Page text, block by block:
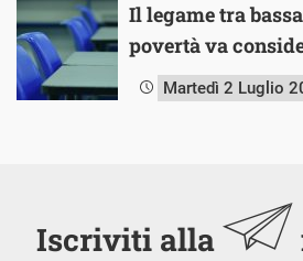
Il legame tra
povertà va
Martedì 2 Luglio
Iscriviti alla